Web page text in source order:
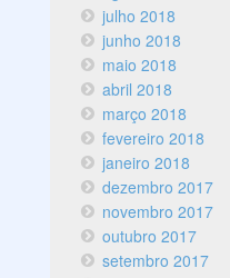
julho 2018
junho 2018
maio 2018
abril 2018
março 2018
fevereiro 2018
janeiro 2018
dezembro 2017
novembro 2017
outubro 2017
setembro 2017